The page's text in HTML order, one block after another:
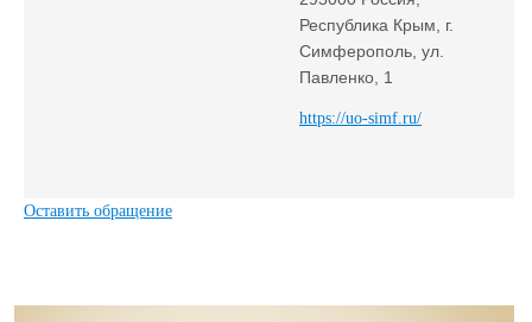
Республика Крым, г.
Симферополь, ул.
Павленко, 1
https://uo-simf.ru/
Оставить обращение